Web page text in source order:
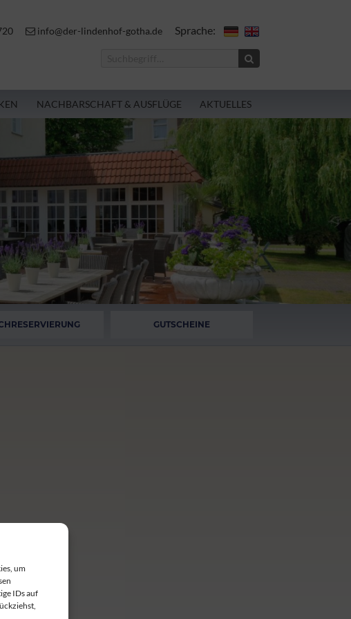
um
IDs auf
info@der-lindenhof-gotha.de Sprache:
NACHBARSCHAFT & AUSFLÜGE AKTUELLES
GUTSCHEINE